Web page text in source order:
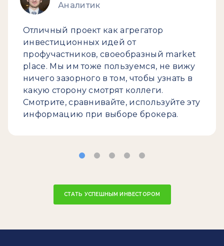
Аналитик
Отличный проект как агрегатор
инвестиционных идей от
профучастников, своеобразный market
place. Мы им тоже пользуемся, не вижу
ничего зазорного в том, чтобы узнать в
какую сторону смотрят коллеги.
Смотрите, сравнивайте, используйте эту
информацию при выборе брокера.
СТАТЬ УСПЕШНЫМ ИНВЕСТОРОМ